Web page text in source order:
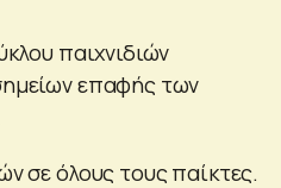
παιχνιδιών
επαφής των
σε όλους τους παίκτες.